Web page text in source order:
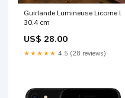
Guirlande Lumineuse Licorne l
30.4 cm
US$ 28.00
★★★★★ 4.5 (28 reviews)